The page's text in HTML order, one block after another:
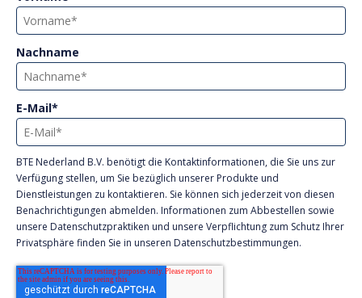
Nachname
E-Mail*
BTE Nederland B.V. benötigt die Kontaktinformationen, die Sie uns zur
Verfügung stellen, um Sie bezüglich unserer Produkte und
Dienstleistungen zu kontaktieren. Sie können sich jederzeit von diesen
Benachrichtigungen abmelden. Informationen zum Abbestellen sowie
unsere Datenschutzpraktiken und unsere Verpflichtung zum Schutz Ihrer
Privatsphäre finden Sie in unseren Datenschutzbestimmungen.